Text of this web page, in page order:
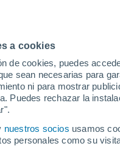
a cookies
de cookies, puedes
sean necesarias para
ni para mostrar
Puedes rechazar la
nuestros socios usamos
personales como su
26°
0.2 l/m²
eclipse
en España